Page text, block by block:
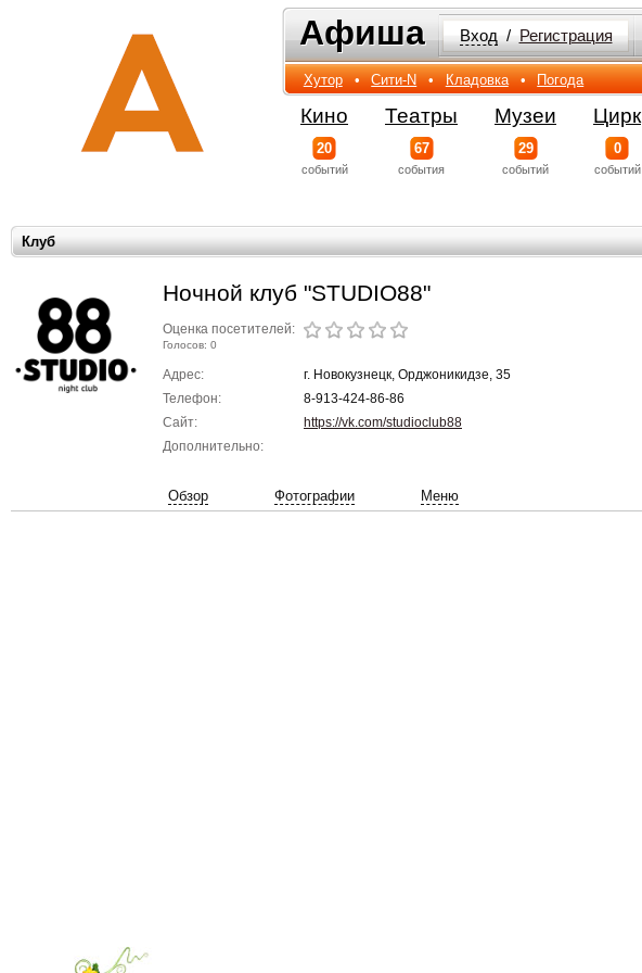
Афиша
Афиша Вход / Регистрация
Хутор • Сити-N • Кладовка • Погода
Кино
20
событий
Театры
67
события
Музеи
29
событий
Цирк
0
событий
Клуб
Ночной клуб "STUDIO88"
Оценка посетителей:
Голосов: 0
Адрес:
г. Новокузнецк, Орджоникидзе, 35
Телефон:
8-913-424-86-86
Сайт:
https://vk.com/studioclub88
Дополнительно:
Обзор Фотографии Меню